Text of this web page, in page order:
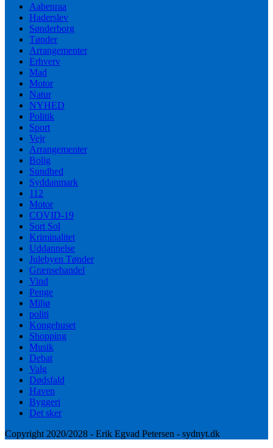
Aabenraa
Haderslev
Sønderborg
Tønder
Arrangementer
Erhverv
Mad
Motor
Natur
NYHED
Politik
Sport
Vejr
Arrangementer
Bolig
Sundhed
Syddanmark
112
Motor
COVID-19
Sort Sol
Kriminalitet
Uddannelse
Julebyen Tønder
Grænsehandel
Vind
Penge
Miljø
politi
Kongehuset
Shopping
Musik
Debat
Valg
Dødsfald
Haven
Byggeri
Det sker
Copyright 2020/2028 - Erik Egvad Petersen - sydnyt.dk